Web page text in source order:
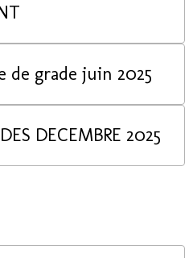
inscription Passage de grade juin 2025
DECEMBRE 2025